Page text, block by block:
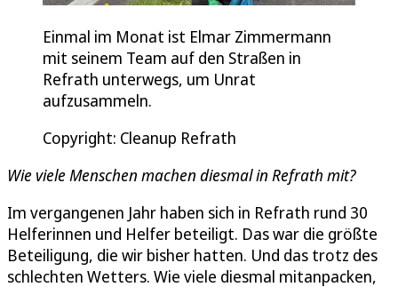
Einmal im Monat ist Elmar Zimmermann
mit seinem Team auf den Straßen in
Refrath unterwegs, um Unrat
aufzusammeln.
Copyright: Cleanup Refrath
Wie viele Menschen machen diesmal in Refrath mit?
Im vergangenen Jahr haben sich in Refrath rund 30
Helferinnen und Helfer beteiligt. Das war die größte
Beteiligung, die wir bisher hatten. Und das trotz des
schlechten Wetters. Wie viele diesmal mitanpacken,